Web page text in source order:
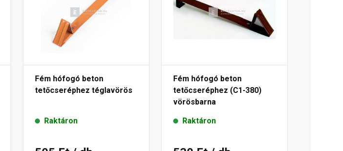
Fém hófogó beton
tetőcseréphez téglavörös
Raktáron
Fém hófogó beton
tetőcseréphez (C1-380)
vörösbarna
Raktáron